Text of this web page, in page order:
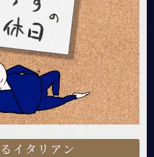
イタリアン